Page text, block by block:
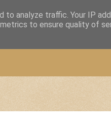
analyze traffic. Your IP
to ensure quality of